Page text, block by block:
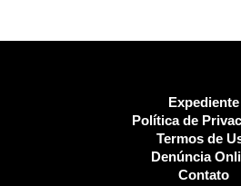
Expediente
Política de
Termos de
Denúncia
Contato